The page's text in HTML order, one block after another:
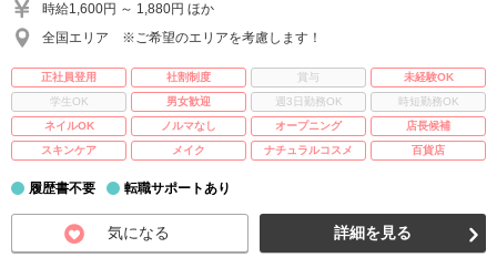
時給1,600円 ～ 1,880円 ほか
全国エリア ※ご希望のエリアを考慮します！
正社員登用 社割制度 賞与
未経験OK
学生OK
男女歓迎 週3日勤務OK
時短勤務OK
ネイルOK
ノルマなし オープニング
店長候補
スキンケア
メイク ナチュラルコスメ 百貨店
履歴書不要 転職サポートあり
気になる 詳細を見る